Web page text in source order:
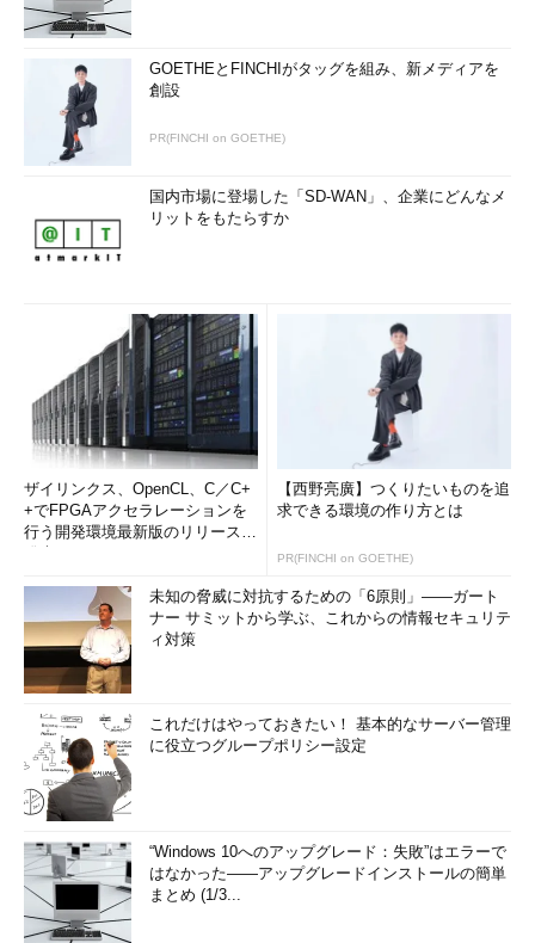
GOETHEとFINCHIがタッグを組み、新メディアを
創設
PR(FINCHI on GOETHE)
国内市場に登場した「SD-WAN」、企業にどんなメ
リットをもたらすか
ザイリンクス、OpenCL、C／C+
+でFPGAアクセラレーションを
行う開発環境最新版のリリースを
【西野亮廣】つくりたいものを追
求できる環境の作り方とは
PR(FINCHI on GOETHE)
未知の脅威に対抗するための「6原則」――ガート
ナー サミットから学ぶ、これからの情報セキュリテ
ィ対策
これだけはやっておきたい！ 基本的なサーバー管理
に役立つグループポリシー設定
“Windows 10へのアップグレード：失敗”はエラーで
はなかった――アップグレードインストールの簡単
まとめ (1/3...